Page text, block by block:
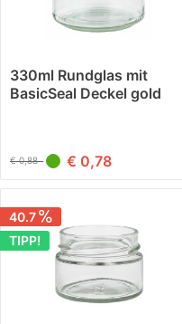
330ml Rundglas mit
BasicSeal Deckel gold
€ 0,88 € 0,78
40.7
TIPP!